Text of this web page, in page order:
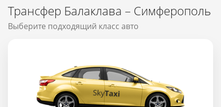
Трансфер Балаклава – Симферополь
Выберите подходящий класс авто